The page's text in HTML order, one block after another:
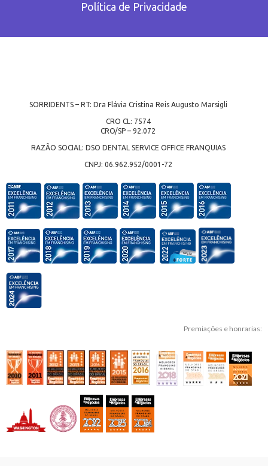
Política de Privacidade
SORRIDENTS – RT: Dra Flávia Cristina Reis Augusto Marsigli
CRO CL: 7574
CRO/SP – 92.072
RAZÃO SOCIAL: DSO DENTAL SERVICE OFFICE FRANQUIAS
CNPJ: 06.962.952/0001-72
Premiações e honrarias: